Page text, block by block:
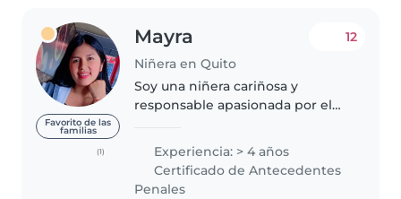
Favorito de las
familias
(1)
Mayra
Niñera en Quito
12
Soy una niñera cariñosa y
responsable apasionada por el
con el cuidado y seguridad de
los más pequeños del hogar,
teniendo experiencia con bebés
Experiencia: > 4 años
Certificado de Antecedentes
Penales